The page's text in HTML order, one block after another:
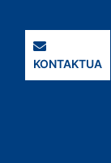
KONTAKTUA